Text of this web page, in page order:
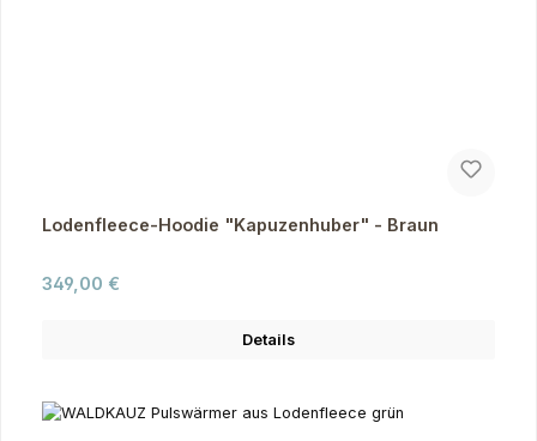
Lodenfleece-Hoodie "Kapuzenhuber" - Braun
Regulärer Preis:
349,00 €
Details